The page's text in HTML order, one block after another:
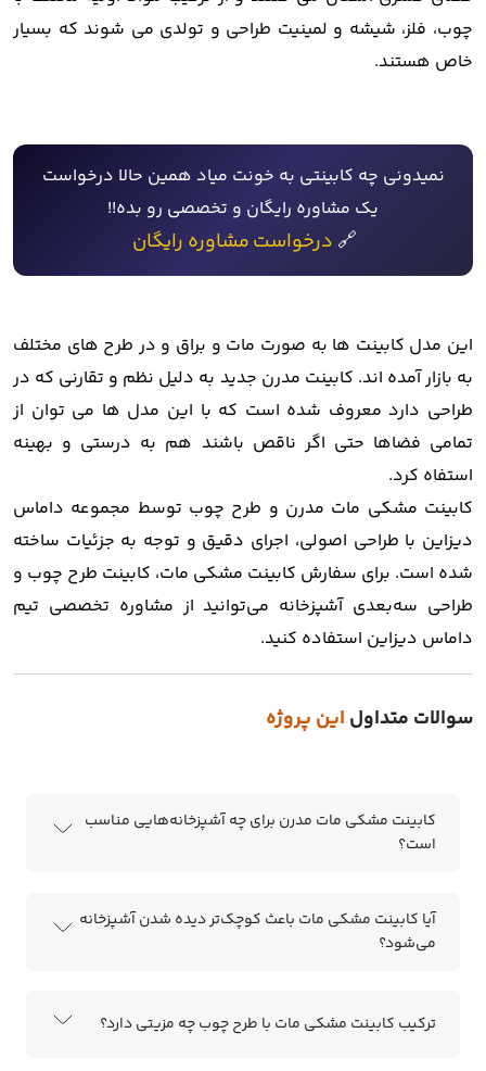
چوب، فلز، شیشه و لمینیت طراحی و تولدی می شوند که بسیار
خاص هستند.
نمیدونی چه کابینتی به خونت میاد همین حالا درخواست
یک مشاوره رایگان و تخصصی رو بده!!
🔗 درخواستمشاوره رایگان
این مدل کابینت ها به صورت مات و براق و در طرح های مختلف
به بازار آمده اند. کابینت مدرن جدید به دلیل نظم و تقارنی که در
طراحی دارد معروف شده است که با این مدل ها می توان از
تمامی فضاها حتی اگر ناقص باشند هم به درستی و بهینه
استفاه کرد.
کابینت مشکی مات مدرن و طرح چوب توسط مجموعه داماس
دیزاین با طراحی اصولی، اجرای دقیق و توجه به جزئیات ساخته
شده است. برای سفارش کابینت مشکی مات، کابینت طرح چوب و
طراحی سه‌بعدی آشپزخانه می‌توانید از مشاوره تخصصی تیم
داماس دیزاین استفاده کنید.
سوالات متداول این پروژه
کابینت مشکی مات مدرن برای چه آشپزخانه‌هایی مناسب
است؟
آیا کابینت مشکی مات باعث کوچک‌تر دیده شدن آشپزخانه
می‌شود؟
ترکیب کابینت مشکی مات با طرح چوب چه مزیتی دارد؟